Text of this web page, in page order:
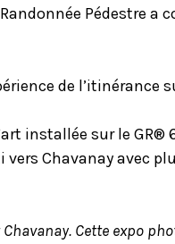
Pédestre a
de l’itinérance
installée sur le GR®
vers Chavanay avec
Cette expo